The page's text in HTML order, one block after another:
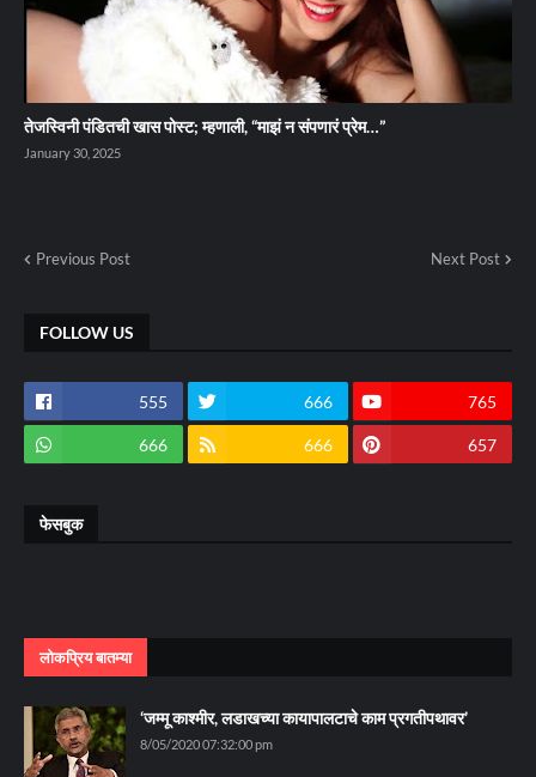
तेजस्विनी पंडितची खास पोस्ट; म्हणाली, “माझं न संपणारं प्रेम…”
January 30, 2025
Previous Post Next Post
FOLLOW US
555 666 765
666 666 657
फेसबुक
लोकप्रिय बातम्या
‘जम्मू काश्मीर, लडाखच्या कायापालटाचे काम प्रगतीपथावर’
8/05/2020 07:32:00 pm